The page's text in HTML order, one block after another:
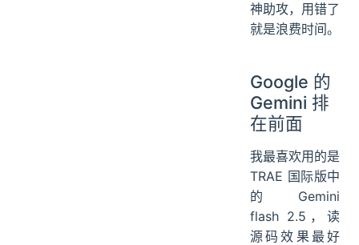
神助攻，用错了
就是浪费时间。
Google 的
Gemini 排
在前面
我最喜欢用的是
TRAE 国际版中
的 Gemini
flash 2.5，读
源码效果最好